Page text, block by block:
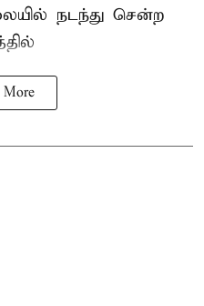
நடந்து சென்ற